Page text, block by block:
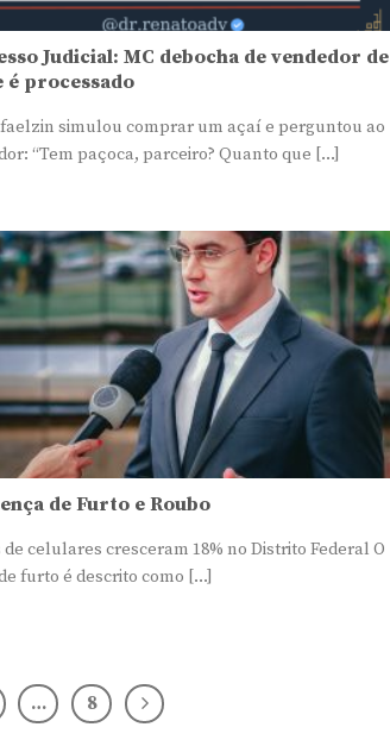
Judicial: MC debocha de vendedor de
é processado
simulou comprar um açaí e perguntou ao
“Tem paçoca, parceiro? Quanto que [...]
de Furto e Roubo
celulares cresceram 18% no Distrito Federal O
furto é descrito como [...]
… 8